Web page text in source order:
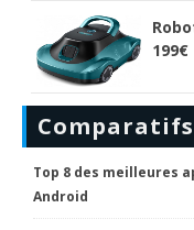
Comparatifs
Top 8 des meilleures
Android